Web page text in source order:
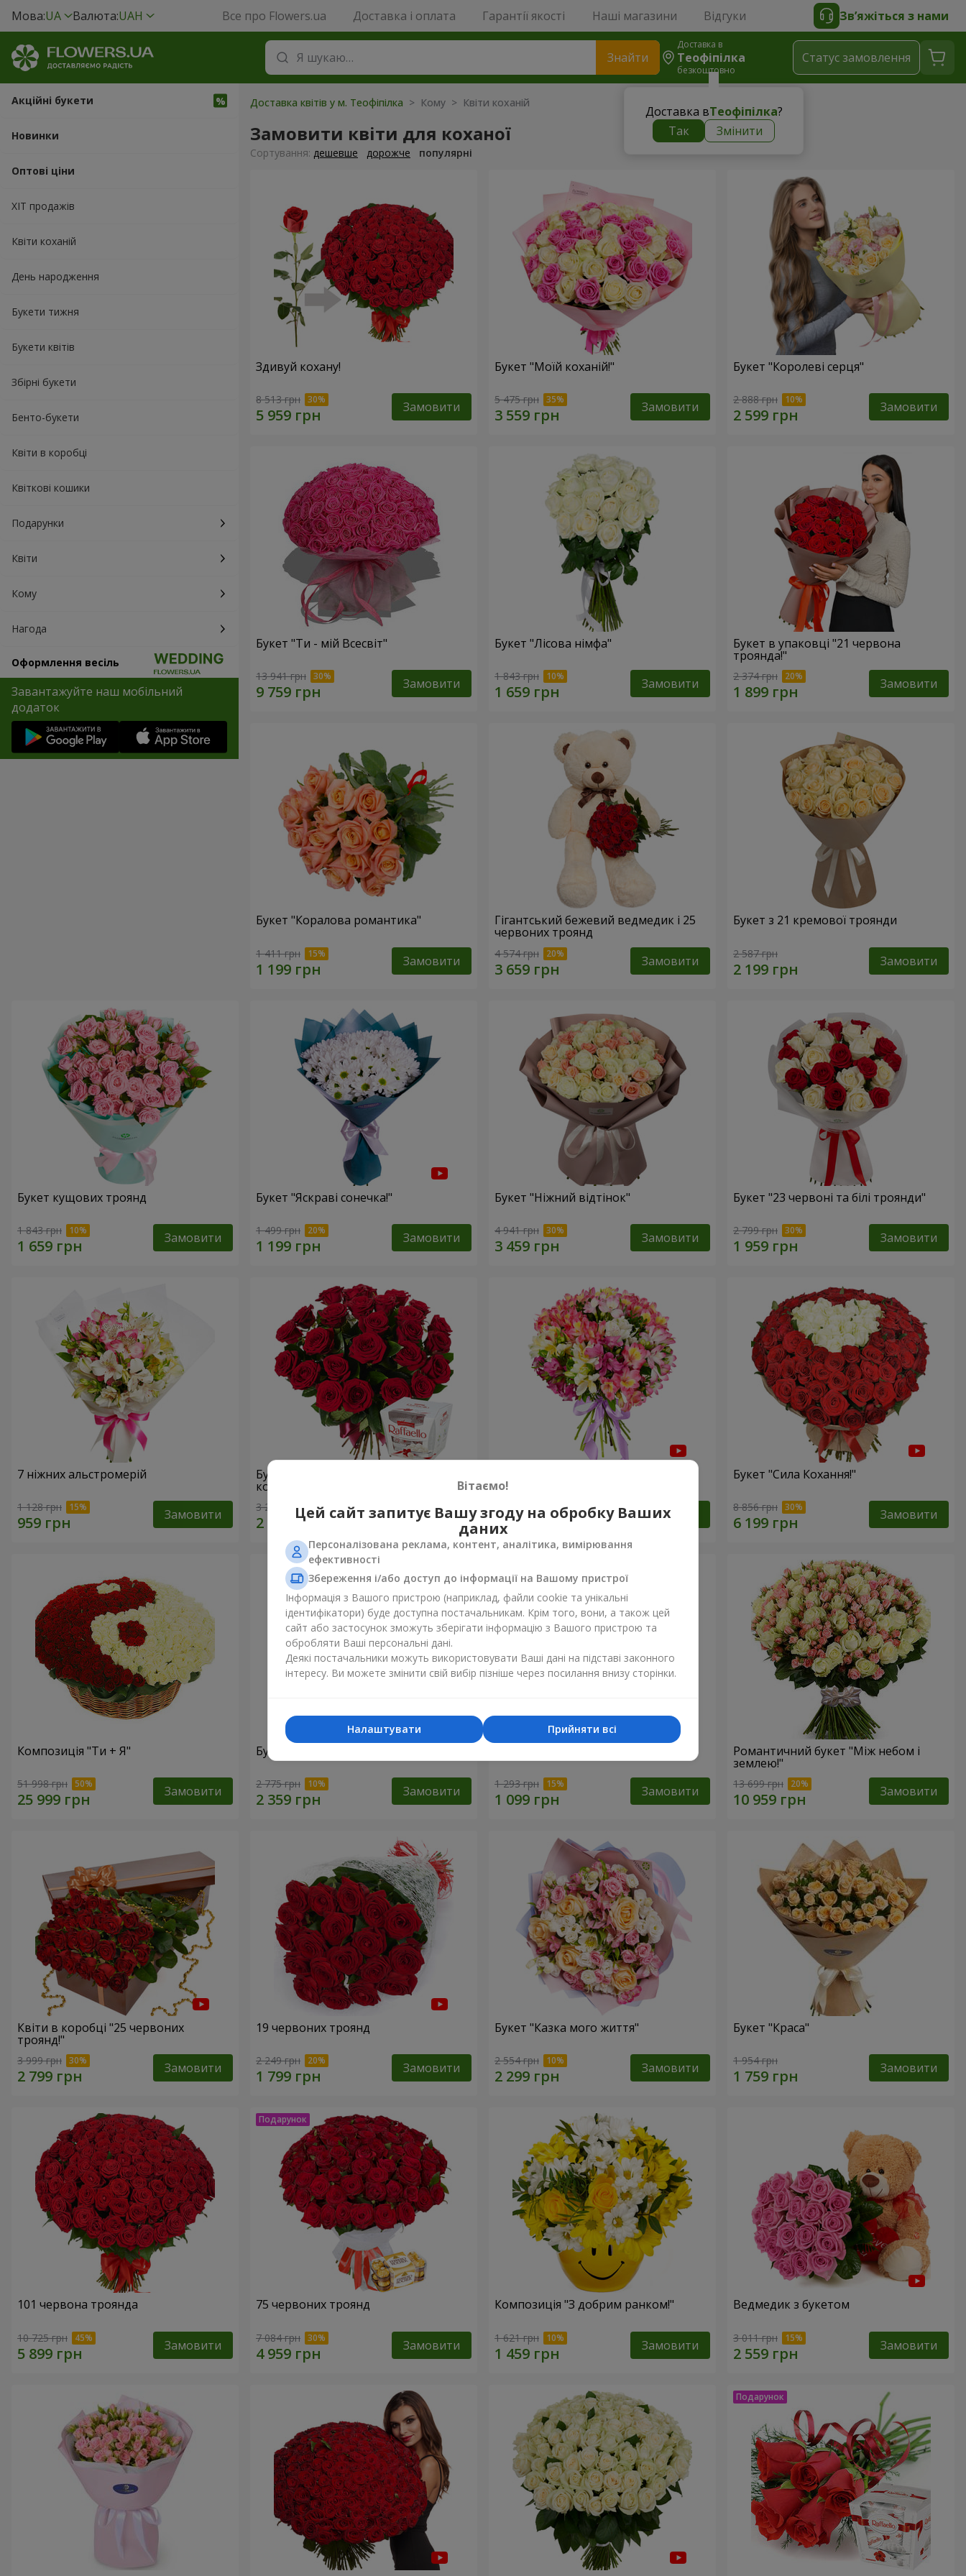
Мова:UA Валюта:UAH Все про Flowers.ua Доставка і оплата Гарантії якості Наші магазини Відгуки Зв’яжіться з нами
Знайти
Доставка в
Теофіпілка
безкоштовно
Доставка вТеофіпілка?
Так
Змінити
Статус замовлення
Акційні букети
Новинки
Оптові ціни
ХІТ продажів
Квіти коханій
День народження
Букети тижня
Букети квітів
Збірні букети
Бенто-букети
Квіти в коробці
Квіткові кошики
Подарунки
Квіти
Кому
Нагода
Оформлення весіль
Завантажуйте наш мобільний
додаток
Доставка квітів у м. Теофіпілка > Кому > Квіти коханій
Замовити квіти для коханої
Сортування: дешевше дорожче популярні
Здивуй кохану!
8 513 грн Замовити
Букет "Моїй коханій!"
5 475 грн Замовити
Букет "Королеві серця"
2 888 грн Замовити
Букет "Ти - мій Всесвіт"
13 941 грн Замовити
Букет "Лісова німфа"
1 843 грн Замовити
Букет в упаковці "21 червона
троянда!"
2 374 грн Замовити
Букет "Коралова романтика"
1 411 грн Замовити
Гігантський бежевий ведмедик і 25
червоних троянд
4 574 грн Замовити
Букет з 21 кремової троянди
2 587 грн Замовити
Букет кущових троянд
1 843 грн Замовити
Букет "Яскраві сонечка!"
1 499 грн Замовити
Букет "Ніжний відтінок"
4 941 грн Замовити
Букет "23 червоні та білі троянди"
2 799 грн Замовити
7 ніжних альстромерій
1 128 грн Замовити
Букет "У День народження, з
коханням!"
3 229 грн Замовити 1 732 грн Замовити
Букет "Сила Кохання!"
8 856 грн Замовити
Композиція "Ти + Я"
51 998 грн Замовити
Букет "У захваті від тебе!"
2 775 грн Замовити 1 293 грн Замовити
Романтичний букет "Між небом і
землею!"
13 699 грн Замовити
Квіти в коробці "25 червоних
троянд!"
3 999 грн Замовити
19 червоних троянд
2 249 грн Замовити
Букет "Казка мого життя"
2 554 грн Замовити
Букет "Краса"
1 954 грн Замовити
101 червона троянда
10 725 грн Замовити
75 червоних троянд
7 084 грн Замовити
Композиція "З добрим ранком!"
1 621 грн Замовити
Ведмедик з букетом
3 011 грн Замовити
Вітаємо!
Цей сайт запитує Вашу згоду на обробку Ваших
даних
Персоналізована реклама, контент, аналітика, вимірювання
ефективності
Збереження і/або доступ до інформації на Вашому пристрої
Інформація з Вашого пристрою (наприклад, файли cookie та унікальні
ідентифікатори) буде доступна постачальникам. Крім того, вони, а також цей
сайт або застосунок зможуть зберігати інформацію з Вашого пристрою та
обробляти Ваші персональні дані.
Деякі постачальники можуть використовувати Ваші дані на підставі законного
інтересу. Ви можете змінити свій вибір пізніше через посилання внизу сторінки.
Прийняти всі
Налаштувати